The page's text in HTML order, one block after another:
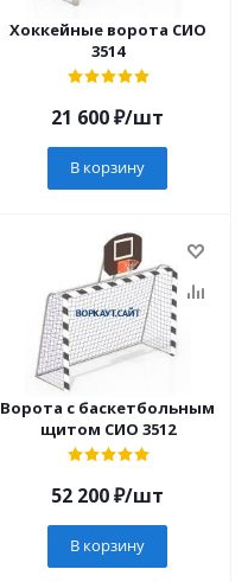
Хоккейные ворота СИО
3514
21 600₽/шт
В корзину
Ворота с баскетбольным
щитом СИО 3512
52 200₽/шт
В корзину